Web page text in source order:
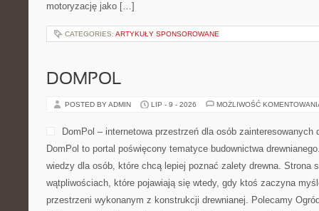
motoryzację jako […]
CATEGORIES: ARTYKUŁY SPONSOROWANE
DOMPOL
POSTED BY ADMIN LIP - 9 - 2026 MOŻLIWOŚĆ
DomPol – internetowa przestrzeń dla osób zainteresowanych
DomPol to portal poświęcony tematyce budownictwa
wiedzy dla osób, które chcą lepiej poznać zalety drewna. Strona
wątpliwościach, które pojawiają się wtedy, gdy ktoś zaczyna
przestrzeni wykonanym z konstrukcji drewnianej. Polecamy